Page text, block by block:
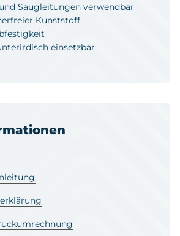
Saugleitungen verwendbar
Kunststoff
einsetzbar